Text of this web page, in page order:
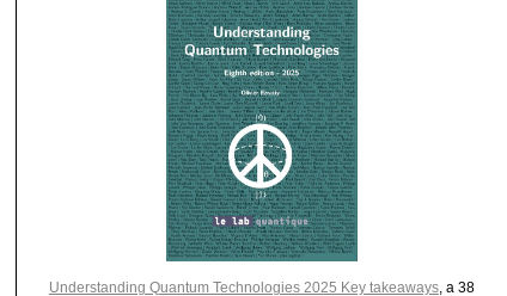
Understanding Quantum Technologies 2025 Key takeaways, a 38